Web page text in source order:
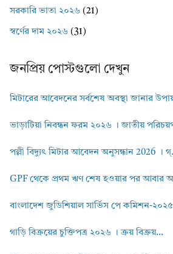
সরকারি ভাতা ২০২৬ (21)
স্বর্ণের দাম ২০২৬ (31)
জনপ্রিয় পোস্টগুলো দেখুন
মিটারের আবেদনের সর্বশেষ অবস্থা জানার
ভাড়াটিয়া নিবন্ধন ফরম ২০২৬ । জাতীয়
পল্লী বিদ্যুৎ মিটার আবেদন অনুসন্ধান 2026 ।
GPF থেকে প্রথম ঋণ শেষ হওয়ার পর আবার
বাংলাদেশ জুডিশিয়াল সার্ভিস পে কমিশন-
গাড়ি বিক্রয়ের চুক্তিপত্র ২০২৬ । ক্রয় বিক্রয়...